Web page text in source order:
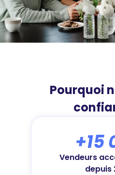
Pourquoi
+15
Vendeurs
depuis